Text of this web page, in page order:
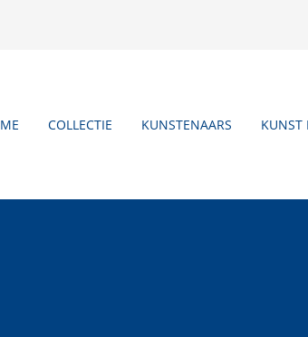
COLLECTIE KUNSTENAARS KUNST